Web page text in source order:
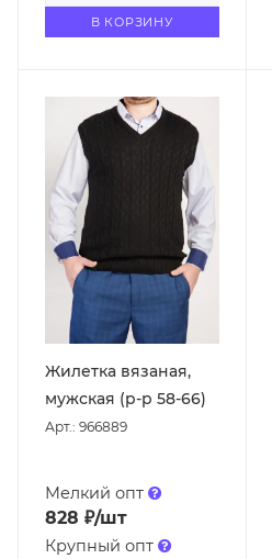
В КОРЗИНУ
Жилетка вязаная,
мужская (р-р 58-66)
Арт.: 966889
Мелкий опт
828 ₽/шт
Крупный опт